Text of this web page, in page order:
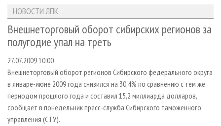
ЛЕСОЗАГОТОВКА
ЛЕСОПИЛЕНИЕ
СУШКА ДРЕВЕСИНЫ
ПРОИЗВОДСТВО ДРЕВЕСНЫХ ПЛИТ
ДЕРЕВЯННОЕ ДОМОСТРОЕНИЕ
ПРОИЗВОДСТВО МЕБЕЛИ
НОВОСТИ ЛПК
НОВОСТИ ЖУРНАЛА
ПРОЕКТЫ ЛПИ
АНАЛИТИКА
ПРЕДПРИЯТИЯ ЛПК
ПЕРСОНЫ
МОБИЛЬНЫЕ ВЫСТАВКИ
ОФИЦИАЛЬНЫЕ ДЕЛЕГАЦИИ
ПРИОРИТЕТНЫЕ ИНВЕСТПРОЕКТЫ
АРХИВ ЖУРНАЛОВ
О ЖУРНАЛЕ
ПОДПИСКА
КОНТАКТЫ
РЕКЛАМОДАТЕЛЯМ
РЕКЛАМА
РЕКЛАМА НА САЙТЕ
НОВОСТИ ЛПК
Внешнеторговый оборот сибирских регионов за
полугодие упал на треть
27.07.2009 10:00
Внешнеторговый оборот регионов Сибирского федерального округа
в январе-июне 2009 года снизился на 30,4% по сравнению с тем же
периодом прошлого года и составил 15,2 миллиарда долларов,
сообщает в понедельник пресс-служба Сибирского таможенного
управления (СТУ).